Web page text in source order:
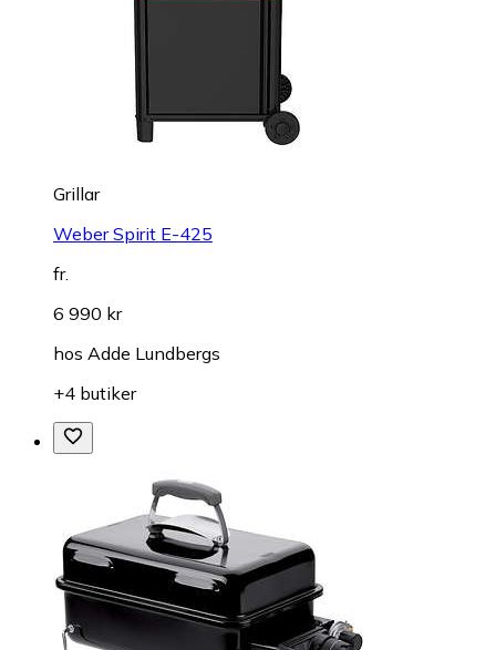
Grillar
Weber Spirit E-425
fr.
6 990 kr
hos Adde Lundbergs
+4 butiker